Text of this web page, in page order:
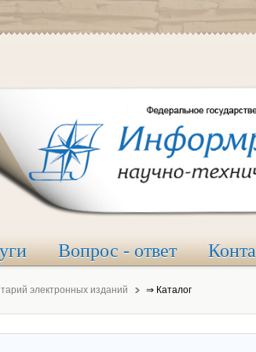
Вопрос - ответ
электронных изданий ⇒ Каталог